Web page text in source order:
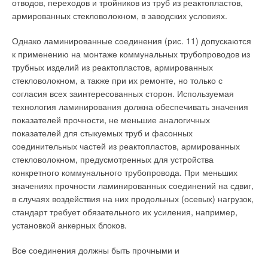
отводов, переходов и тройников из труб из реактопластов,
армированных стекловолокном, в заводских условиях.
Однако ламинированные соединения (рис. 11) допускаются
к применению на монтаже коммунальных трубопроводов из
трубных изделий из реактопластов, армированных
стекловолокном, а также при их ремонте, но только с
согласия всех заинтересованных сторон. Используемая
технология ламинирования должна обеспечивать значения
показателей прочности, не меньшие аналогичных
показателей для стыкуемых труб и фасонных
соединительных частей из реактопластов, армированных
стекловолокном, предусмотренных для устройства
конкретного коммунального трубопровода. При меньших
значениях прочности ламинированных соединений на сдвиг,
в случаях воздействия на них продольных (осевых) нагрузок,
стандарт требует обязательного их усиления, например,
установкой анкерных блоков.
Все соединения должны быть прочными и